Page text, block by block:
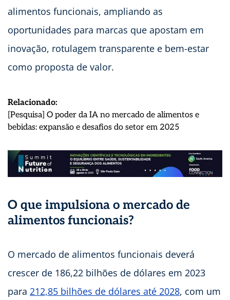
alimentos funcionais, ampliando as
oportunidades para marcas que apostam em
inovação, rotulagem transparente e bem-estar
como proposta de valor.
Relacionado:
[Pesquisa] O poder da IA no mercado de alimentos e
bebidas: expansão e desafios do setor em 2025:
de
alimentos
funcionais:
e
indústria
O que impulsiona o mercado de
alimentos funcionais?
O mercado de alimentos funcionais deverá
crescer de 186,22 bilhões de dólares em 2023
para 212,85 bilhões de dólares até 2028, com um